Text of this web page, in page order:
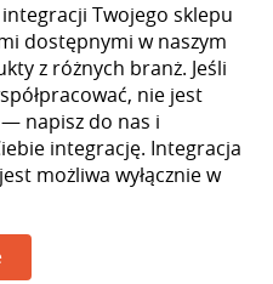
Twojego sklepu
dostępnymi w naszym
z różnych branż. Jeśli
nie jest
napisz do nas i
integrację. Integracja
możliwa wyłącznie w